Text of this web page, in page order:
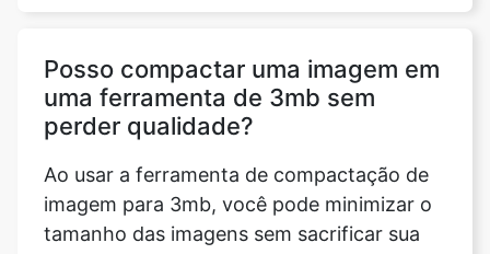
Ao usar a ferramenta de compactação de
imagem para 3mb, você pode minimizar o
qualidade. A menos que especificado de
outra forma, a proporção da imagem
expandida será a mesma da imagem